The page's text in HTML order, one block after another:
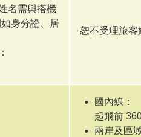
名需與搭機
身分證、居
恕不受理旅客
國內線：
起飛前
兩岸及區